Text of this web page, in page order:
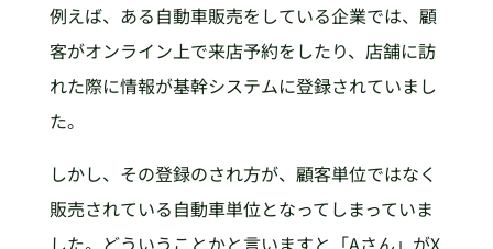
例えば、ある自動車販売をしている企業では、顧
客がオンライン上で来店予約をしたり、店舗に訪
れた際に情報が基幹システムに登録されていまし
た。
しかし、その登録のされ方が、顧客単位ではなく
販売されている自動車単位となってしまっていま
した。どういうことかと言いますと「Aさん」がX